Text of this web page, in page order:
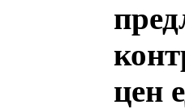
цен